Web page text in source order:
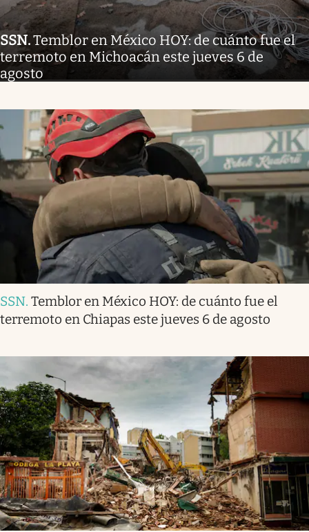
SSN.Temblor en México HOY: de cuánto fue el
terremoto en Michoacán este jueves 6 de
agosto
SSN. Temblor en México HOY: de cuánto fue el
terremoto en Chiapas este jueves 6 de agosto